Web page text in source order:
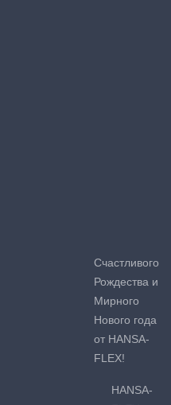
Счастливого
Рождества и
Мирного
Нового года
от HANSA-
FLEX!
HANSA-